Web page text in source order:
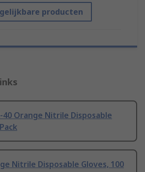
producten
40 Orange Nitrile Disposable
Nitrile Disposable Gloves, 100